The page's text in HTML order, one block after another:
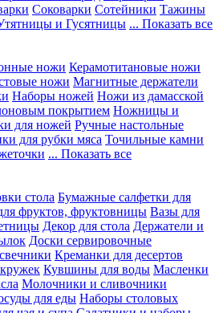
Соковарки Сотейники Тажины
и Гусятницы ... Показать все
ножи Керамотитановые ножи
ножи Магнитные держатели
Наборы ножей Ножи из дамасской
покрытием Ножницы и
для ножей Ручные настольные
для рубки мяса Точильные камни
... Показать все
стола Бумажные салфетки для
фруктов, фруктовницы Вазы для
Декор для стола Держатели и
Доски сервировочные
Креманки для десертов
Кувшины для воды Масленки
Молочники и сливочники
для еды Наборы столовых